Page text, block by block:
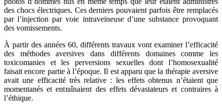
des chocs électriques. Ces derniers pouvaient parfois être remplacés
par l’injection par voie intraveineuse d’une substance provoquant
des vomissements.
À partir des années 60, différents travaux vont examiner l’efficacité
des méthodes aversives dans différents domaines comme les
toxicomanies et les perversions sexuelles dont l’homosexualité
faisait encore partie à l’époque. Il est apparu que la thérapie aversive
avait une efficacité très relative : les effets obtenus n’étaient que
momentanés et entraînaient des effets dévastateurs et contraires à
l’éthique.